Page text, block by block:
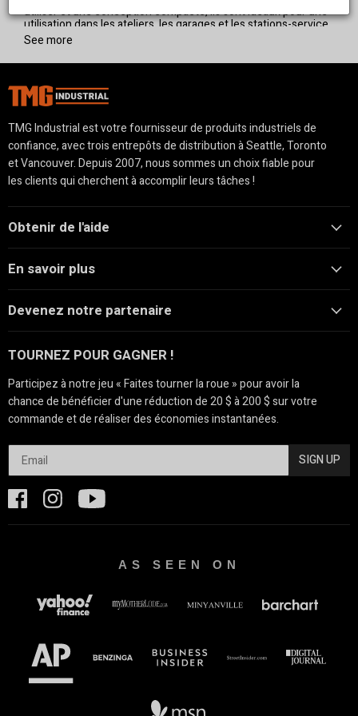
utiliser et une conception compacte, ils sont idéaux pour une
utilisation dans les ateliers, les garages et les stations-service.
See more
TMG Industrial est votre fournisseur de produits industriels de
confiance, avec trois entrepôts de distribution à Seattle, Toronto
et Vancouver. Depuis 2007, nous sommes un choix fiable pour
les clients qui cherchent à accomplir leurs tâches !
Obtenir de l'aide
En savoir plus
Devenez notre partenaire
TOURNEZ POUR GAGNER !
Participez à notre jeu « Faites tourner la roue » pour avoir la
chance de bénéficier d'une réduction de 20 $ à 200 $ sur votre
commande et de réaliser des économies instantanées.
SIGN UP
AS SEEN ON